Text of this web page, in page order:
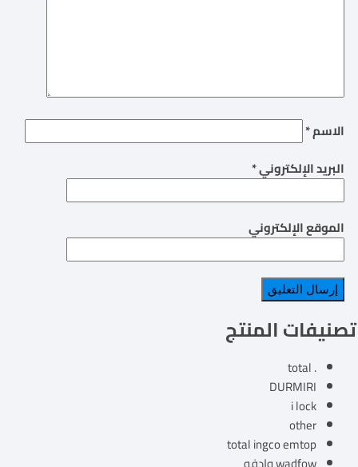
الاسم*
البريد الإلكتروني*
الموقع الإلكتروني
تصنيفات المنتج
. total
DURMIRI
i lock
other
total ingco emtop